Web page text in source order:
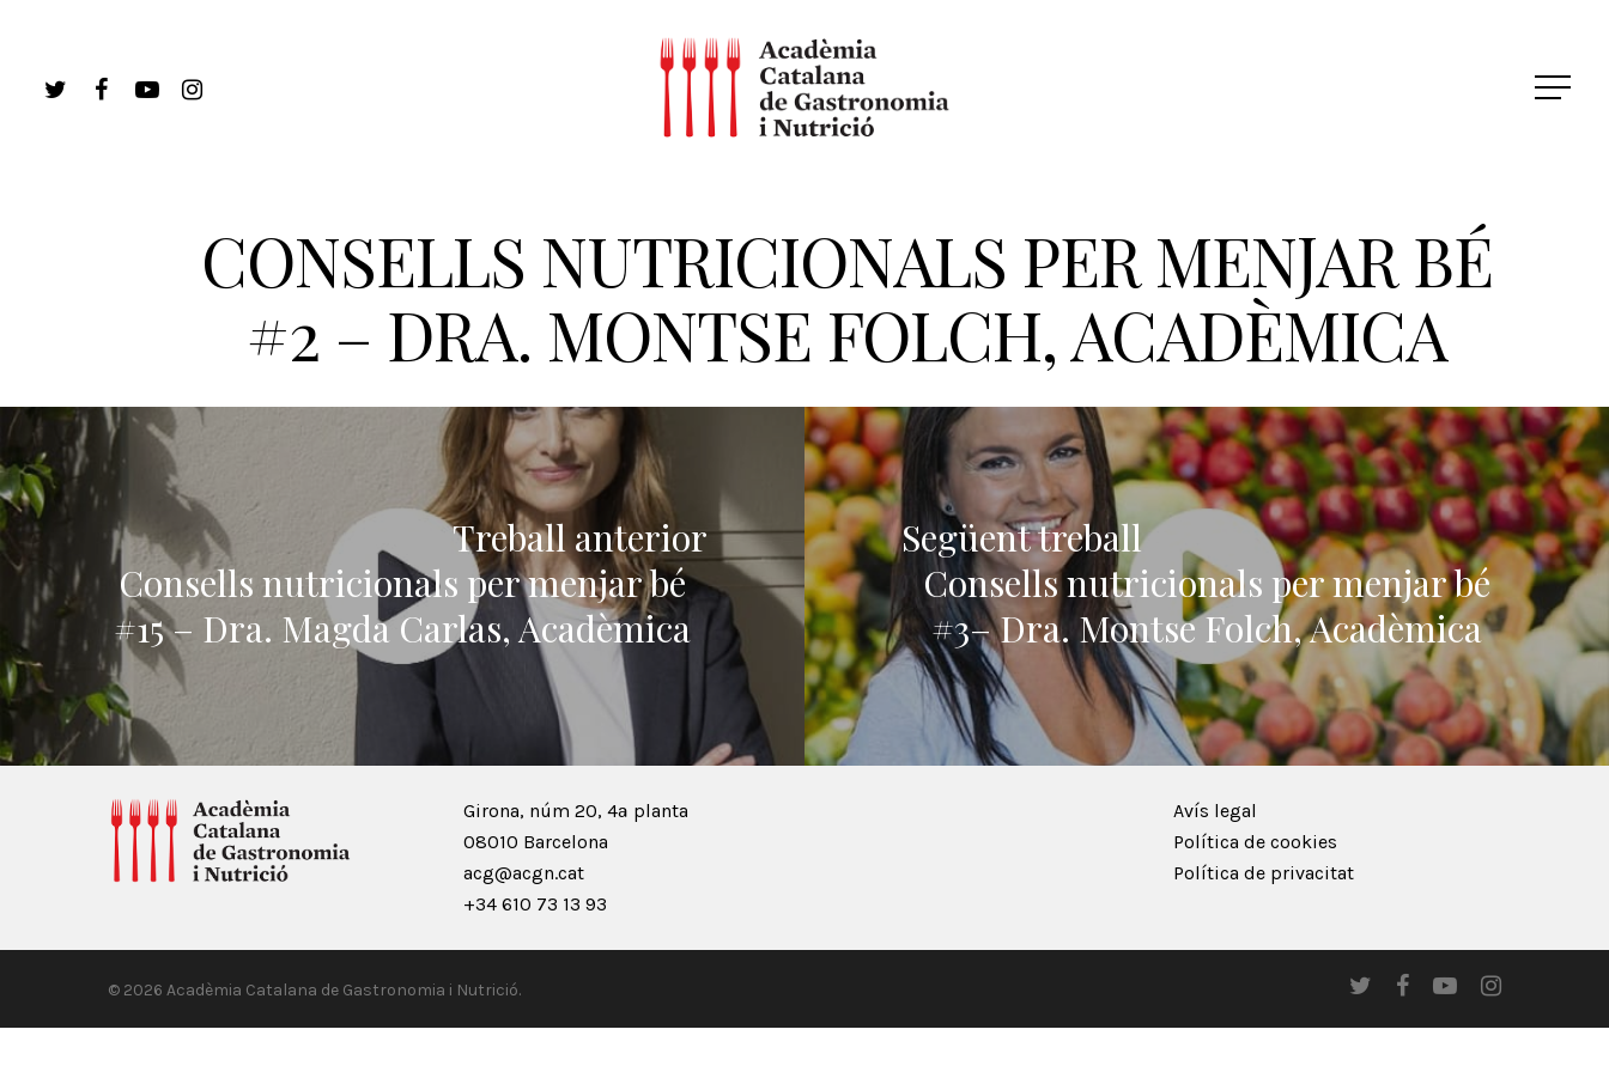
CONSELLS NUTRICIONALS PER MENJAR BÉ
#2 – DRA. MONTSE FOLCH, ACADÈMICA
Treball anterior
Consells nutricionals per menjar bé
#15 – Dra. Magda Carlas, Acadèmica
Següent treball
Consells nutricionals per menjar bé
#3– Dra. Montse Folch, Acadèmica
Girona, núm 20, 4ª planta
08010 Barcelona
acg@acgn.cat
+34 610 73 13 93
Avís legal
Política de cookies
Política de privacitat
© 2026 Acadèmia Catalana de Gastronomia i Nutrició.